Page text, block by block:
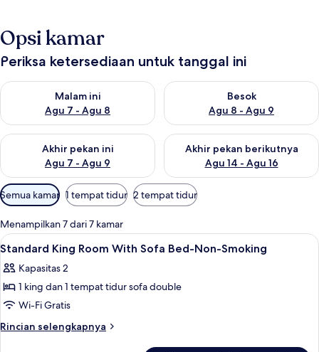
Opsi kamar
Periksa ketersediaan untuk tanggal ini
Malam ini
Agu 7 - Agu 8
Periksa ketersediaan untuk malam ini Agu 7 - Agu 8
Besok
Agu 8 - Agu 9
Periksa ketersediaan untuk
Akhir pekan ini
Agu 7 - Agu 9
Periksa ketersediaan untuk akhir pekan ini Agu 7 - Agu 9
Akhir pekan berikutnya
Agu 14 - Agu 16
Periksa ketersediaan untuk
Filter
tersedia
untuk
kamar
Semua kamar 1 tempat tidur 2 tempat tidur
Menampilkan 7 dari 7 kamar
Lihat
semua
foto
untuk
Standard
King
Brankas, meja kerja, setrika/meja
5
Standard King Room With Sofa Bed-Non-Smoking
Kapasitas 2
1 king dan 1 tempat tidur sofa double
Wi-Fi Gratis
Rincian selengkapnya
Rincian